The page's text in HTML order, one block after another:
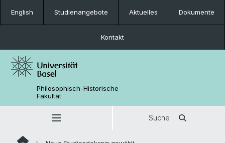
English Studienangebote Aktuelles Dokumente
Kontakt
Philosophisch-Historische
Fakultät
Suche